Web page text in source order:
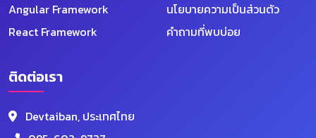
Angular Framework
React Framework
นโยบายความเป็นส่วนตัว
คำถามที่พบบ่อย
ติดต่อเรา
Devtaiban, ประเทศไทย
Devtaiban AI
ออนไลน์ตลอด 24 ชม.